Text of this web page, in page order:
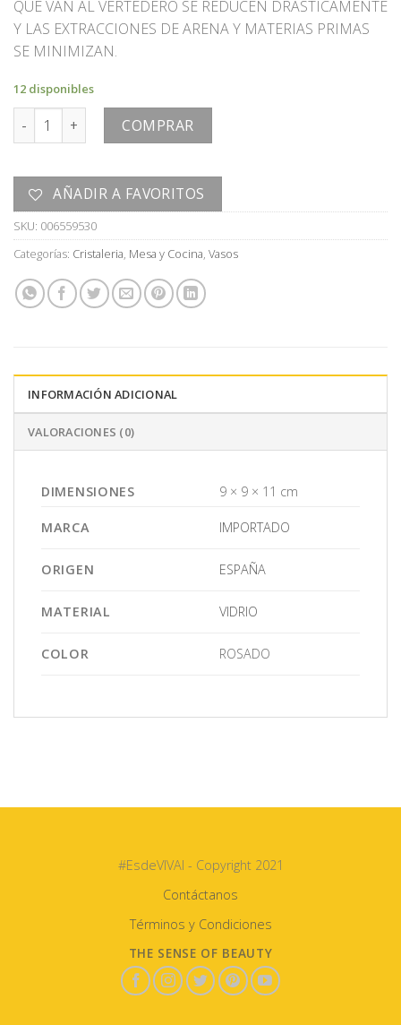
QUE VAN AL VERTEDERO SE REDUCEN DRASTICAMENTE
Y LAS EXTRACCIONES DE ARENA Y MATERIAS PRIMAS
SE MINIMIZAN.
12 disponibles
VASO cantidad COMPRAR
AÑADIR A FAVORITOS
SKU: 006559530
Categorías: Cristaleria, Mesa y Cocina, Vasos
INFORMACIÓN ADICIONAL
VALORACIONES (0)
DIMENSIONES 9 × 9 × 11 cm
MARCA IMPORTADO
ORIGEN ESPAÑA
MATERIAL VIDRIO
COLOR ROSADO
#EsdeVIVAI - Copyright 2021
Contáctanos
Términos y Condiciones
THE SENSE OF BEAUTY